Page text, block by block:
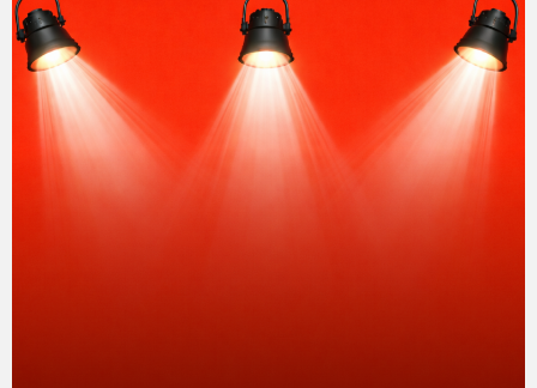
verder
over
SWOCC
spotlight: